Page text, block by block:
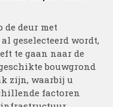
de deur met
geselecteerd wordt,
te gaan naar de
bouwgrond
zijn, waarbij u
factoren